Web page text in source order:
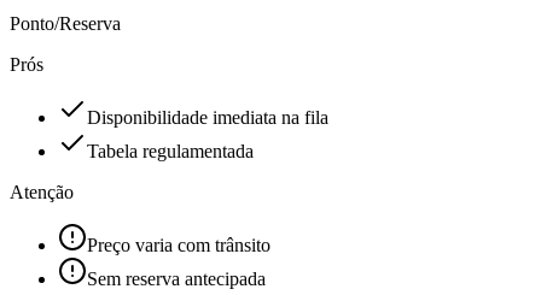
Ponto/Reserva
Prós
Disponibilidade imediata na fila
Tabela regulamentada
Atenção
Preço varia com trânsito
Sem reserva antecipada